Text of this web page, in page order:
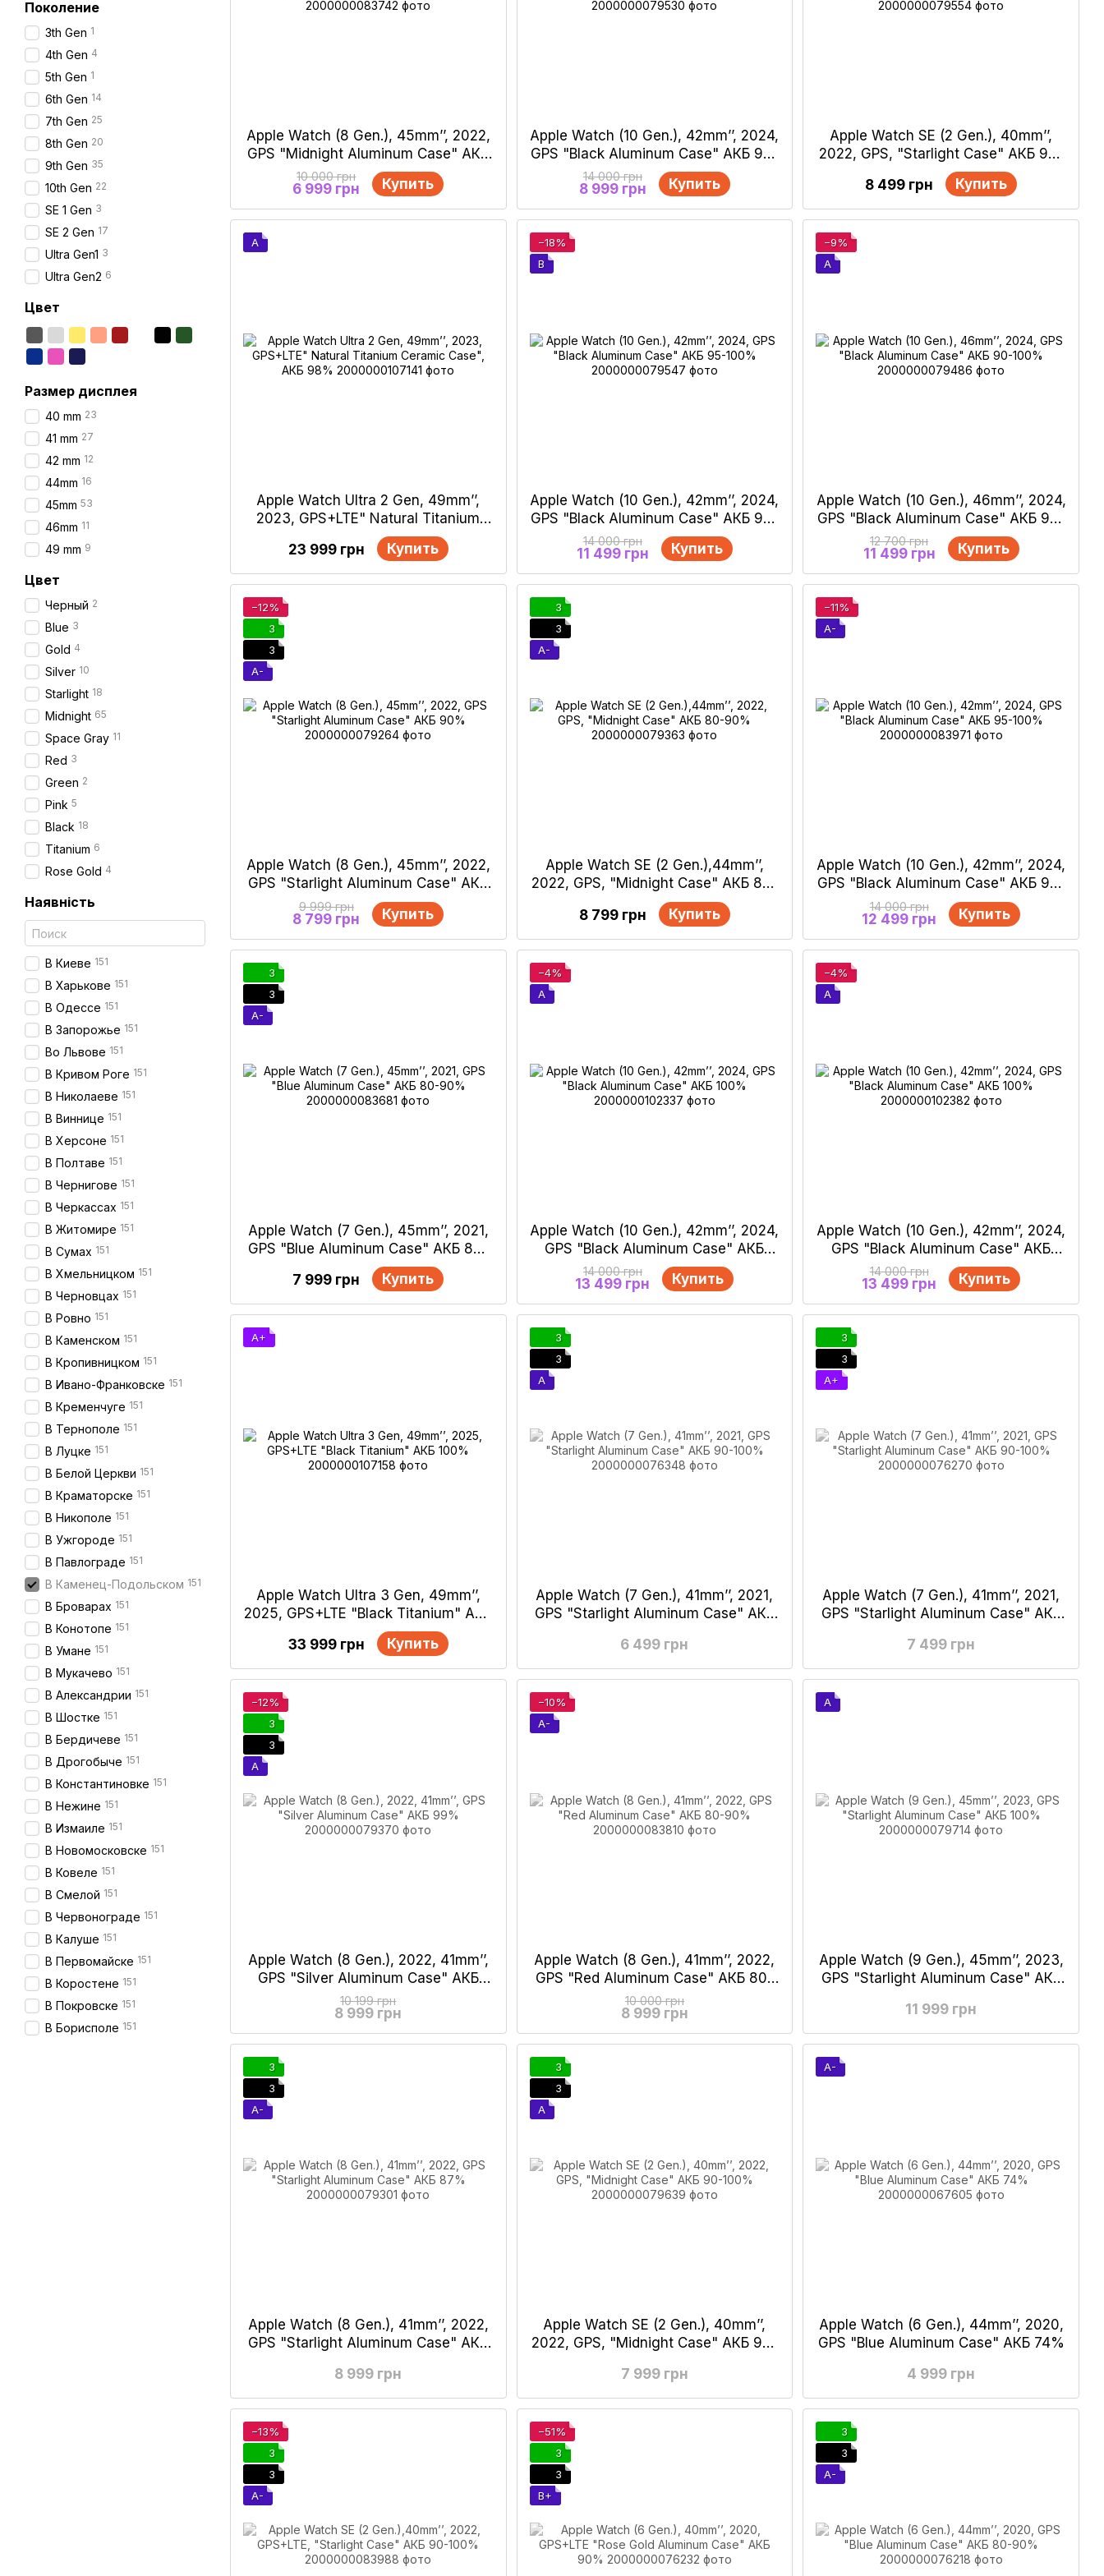
Apple Watch (8 Gen.), 45mm’’, 2022,
GPS "Midnight Aluminum Case" АКБ
80-90%
10 000 грн
6 999 грн Купить
Apple Watch (10 Gen.), 42mm’’, 2024,
GPS "Black Aluminum Case" АКБ 90-
100%
14 000 грн
8 999 грн Купить
Apple Watch SE (2 Gen.), 40mm’’,
2022, GPS, "Starlight Case" АКБ 90-
100%
8 499 грн
Купить
A
Apple Watch Ultra 2 Gen, 49mm’’,
2023, GPS+LTE" Natural Titanium
Ceramic Case", АКБ 98%
23 999 грн
Купить
−18%
B
Apple Watch (10 Gen.), 42mm’’, 2024,
GPS "Black Aluminum Case" АКБ 95-
100%
14 000 грн
11 499 грн Купить
−9%
A
Apple Watch (10 Gen.), 46mm’’, 2024,
GPS "Black Aluminum Case" АКБ 90-
100%
12 700 грн
11 499 грн Купить
−12%
3
3
A-
Apple Watch (8 Gen.), 45mm’’, 2022,
GPS "Starlight Aluminum Case" АКБ
90%
9 999 грн
8 799 грн Купить
3
3
A-
Apple Watch SE (2 Gen.),44mm’’,
2022, GPS, "Midnight Case" АКБ 80-
90%
8 799 грн
Купить
−11%
A-
Apple Watch (10 Gen.), 42mm’’, 2024,
GPS "Black Aluminum Case" АКБ 95-
100%
14 000 грн
12 499 грн Купить
3
3
A-
Apple Watch (7 Gen.), 45mm’’, 2021,
GPS "Blue Aluminum Case" АКБ 80-
90%
7 999 грн
Купить
−4%
A
Apple Watch (10 Gen.), 42mm’’, 2024,
GPS "Black Aluminum Case" АКБ
100%
14 000 грн
13 499 грн Купить
−4%
A
Apple Watch (10 Gen.), 42mm’’, 2024,
GPS "Black Aluminum Case" АКБ
100%
14 000 грн
13 499 грн Купить
A+
Apple Watch Ultra 3 Gen, 49mm’’,
2025, GPS+LTE "Black Titanium" АКБ
100%
33 999 грн
Купить
3
3
A
Apple Watch (7 Gen.), 41mm’’, 2021,
GPS "Starlight Aluminum Case" АКБ
6 499 грн
3
3
A+
Apple Watch (7 Gen.), 41mm’’, 2021,
GPS "Starlight Aluminum Case" АКБ
7 499 грн
−12%
3
3
A
Apple Watch (8 Gen.), 2022, 41mm’’,
GPS "Silver Aluminum Case" АКБ
99%
10 199 грн
8 999 грн
−10%
A-
Apple Watch (8 Gen.), 41mm’’, 2022,
GPS "Red Aluminum Case" АКБ 80-
90%
10 000 грн
8 999 грн
A
Apple Watch (9 Gen.), 45mm’’, 2023,
GPS "Starlight Aluminum Case" АКБ
11 999 грн
3
3
A-
Apple Watch (8 Gen.), 41mm’’, 2022,
GPS "Starlight Aluminum Case" АКБ
8 999 грн
3
3
A
Apple Watch SE (2 Gen.), 40mm’’,
2022, GPS, "Midnight Case" АКБ 90-
7 999 грн
A-
Apple Watch (6 Gen.), 44mm’’, 2020,
GPS "Blue Aluminum Case" АКБ 74%
4 999 грн
−13%
3
3
A-
−51%
3
3
B+
3
3
A-
Поколение
3th Gen 1
4th Gen 4
5th Gen 1
6th Gen 14
7th Gen 25
8th Gen 20
9th Gen 35
10th Gen 22
SE 1 Gen 3
SE 2 Gen 17
Ultra Gen1 3
Ultra Gen2 6
Цвет
Размер дисплея
40 mm 23
41 mm 27
42 mm 12
44mm 16
45mm 53
46mm 11
49 mm 9
Цвет
Черный 2
Blue 3
Gold 4
Silver 10
Starlight 18
Midnight 65
Space Gray 11
Red 3
Green 2
Pink 5
Black 18
Titanium 6
Rose Gold 4
Наявність
В Киеве 151
В Харькове 151
В Одессе 151
В Запорожье 151
Во Львове 151
В Кривом Роге 151
В Николаеве 151
В Виннице 151
В Херсоне 151
В Полтаве 151
В Чернигове 151
В Черкассах 151
В Житомире 151
В Сумах 151
В Хмельницком 151
В Черновцах 151
В Ровно 151
В Каменском 151
В Кропивницком 151
В Ивано-Франковске 151
В Кременчуге 151
В Тернополе 151
В Луцке 151
В Белой Церкви 151
В Краматорске 151
В Никополе 151
В Ужгороде 151
В Павлограде 151
В Каменец-Подольском 151
В Броварах 151
В Конотопе 151
В Умане 151
В Мукачево 151
В Александрии 151
В Шостке 151
В Бердичеве 151
В Дрогобыче 151
В Константиновке 151
В Нежине 151
В Измаиле 151
В Новомосковске 151
В Ковеле 151
В Смелой 151
В Червонограде 151
В Калуше 151
В Первомайске 151
В Коростене 151
В Покровске 151
В Борисполе 151